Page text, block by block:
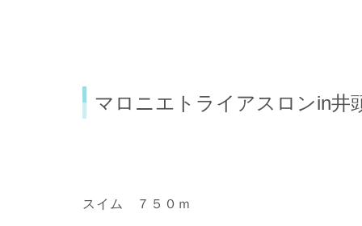
マロニエトライアスロンin
スイム ７５０ｍ